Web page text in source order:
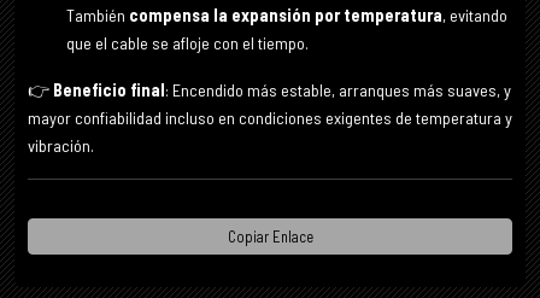
También compensa la expansión por temperatura, evitando
que el cable se afloje con el tiempo.
👉 Beneficio final: Encendido más estable, arranques más suaves, y
mayor confiabilidad incluso en condiciones exigentes de temperatura y
vibración.
Copiar Enlace